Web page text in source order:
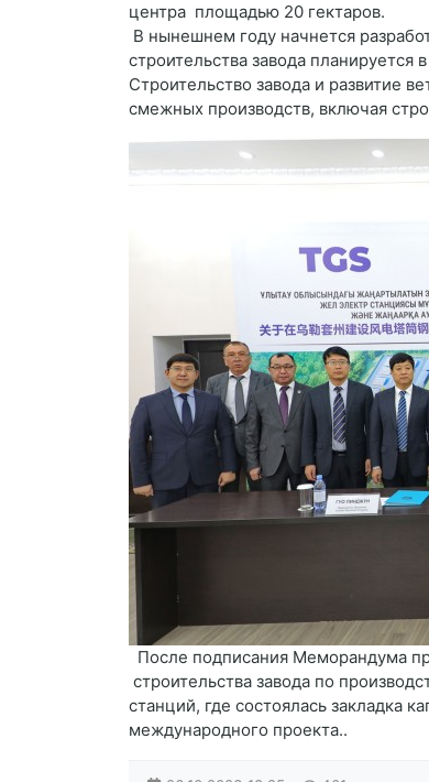
центра площадью 20 гектаров.
В нынешнем году начнется
строительства завода планируется
Строительство завода и развитие
смежных производств, включая
После подписания Меморандума
строительства завода по
станций, где состоялась закладка
международного проекта..